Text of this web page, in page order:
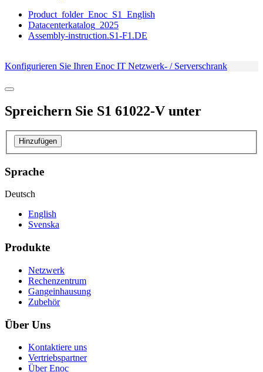
Product_folder_Enoc_S1_English
Datacenterkatalog_2025
Assembly-instruction.S1-F1.DE
Konfigurieren Sie Ihren Enoc IT Netzwerk- / Serverschrank
Spreichern Sie S1 61022-V unter
Hinzufügen
Sprache
Deutsch
English
Svenska
Produkte
Netzwerk
Rechenzentrum
Gangeinhausung
Zubehör
Über Uns
Kontaktiere uns
Vertriebspartner
Über Enoc